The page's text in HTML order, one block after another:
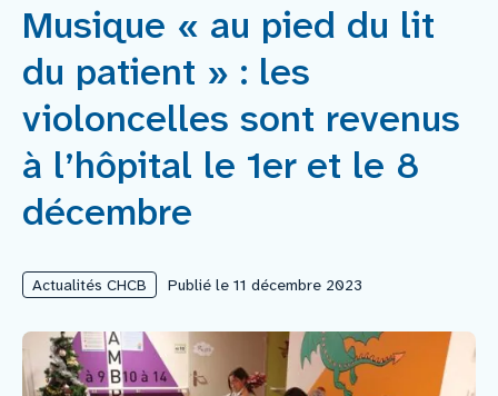
Offre de soins
Agir pour ma santé
Vous êtes
Venir au CHCB
Musique « au pied du lit
du patient » : les
violoncelles sont revenus
à l’hôpital le 1er et le 8
décembre
Actualités CHCB Publié le 11 décembre 2023